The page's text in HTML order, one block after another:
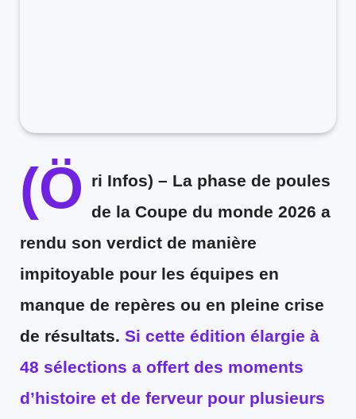
(Ö ri Infos) – La phase de poules
de la Coupe du monde 2026 a
rendu son verdict de manière
impitoyable pour les équipes en
manque de repères ou en pleine crise
de résultats. Si cette édition élargie à
48 sélections a offert des moments
d’histoire et de ferveur pour plusieurs